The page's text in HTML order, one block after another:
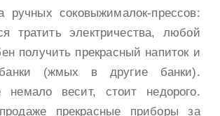
ручных соковыжималок-прессов:
тратить электричества, любой
получить прекрасный напиток и
(жмых в другие банки).
немало весит, стоит недорого.
прекрасные приборы за